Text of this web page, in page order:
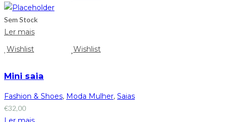
Sem Stock
Ler mais
Wishlist
Wishlist
Mini saia
Fashion & Shoes, Moda Mulher, Saias
€32,00